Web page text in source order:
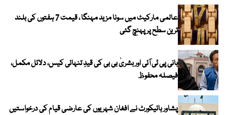
عالمی مارکیٹ میں سونا مزید مہنگا ، قیمت 7 ہفتوں کی بلند
ترین سطح پر پہنچ گئی
بانی پی ٹی آئی اور بشریٰ بی بی کی قیدِ تنہائی کیس، دلائل مکمل،
فیصلہ محفوظ
پشاور ہائیکورٹ نے افغان شہریوں کی عارضی قیام کی درخواستیں